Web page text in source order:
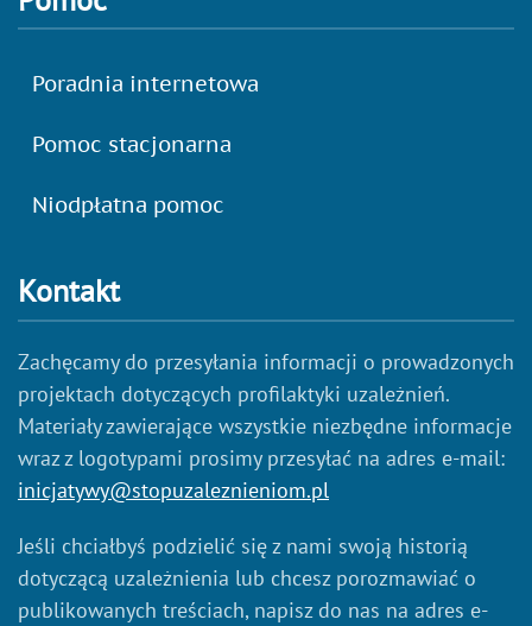
Poradnia internetowa
Pomoc stacjonarna
Niodpłatna pomoc
Kontakt
Zachęcamy do przesyłania informacji o prowadzonych
projektach dotyczących profilaktyki uzależnień.
Materiały zawierające wszystkie niezbędne informacje
wraz z logotypami prosimy przesyłać na adres e-mail:
inicjatywy@stopuzaleznieniom.pl
Jeśli chciałbyś podzielić się z nami swoją historią
dotyczącą uzależnienia lub chcesz porozmawiać o
publikowanych treściach, napisz do nas na adres e-